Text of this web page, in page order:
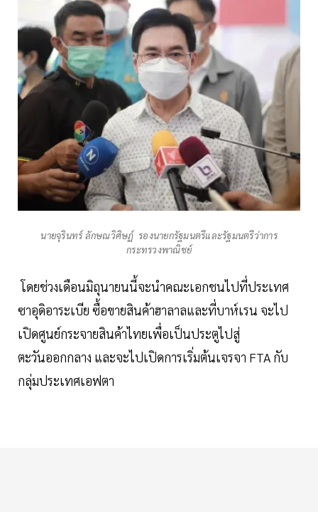
นายจุรินทร์ ลักษณวิศิษฏ์ รองนายกรัฐมนตรีและรัฐมนตรีว่าการ
กระทรวงพาณิชย์
โดยช่วงเดือนมิถุนายนนี้จะนำคณะเอกชนไปที่ประเทศ
ซาอุดิอาระเบีย ซื้อขายสินค้าฮาลาลและที่บาห์เรน จะไป
เปิดศูนย์กระจายสินค้าไทยเพื่อเป็นประตูไปสู่
ตะวันออกกลาง และจะไปเปิดการเริ่มต้นเจรจา FTA กับ
กลุ่มประเทศเอฟตา